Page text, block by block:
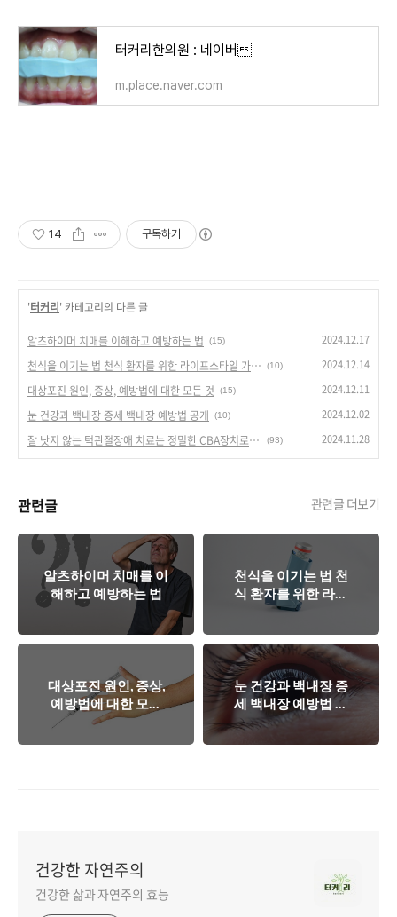
터커리한의원 : 네이버
m.place.naver.com
14 구독하기
'터커리' 카테고리의 다른 글
알츠하이머 치매를 이해하고 예방하는 법 (15) 2024.12.17
천식을 이기는 법 천식 환자를 위한 라이프스타일 가이드 (10) 2024.12.14
대상포진 원인, 증상, 예방법에 대한 모든 것 (15) 2024.12.11
눈 건강과 백내장 증세 백내장 예방법 공개 (10) 2024.12.02
잘 낫지 않는 턱관절장애 치료는 정밀한 CBA장치로 교정받아야 합니다. (93) 2024.11.28
관련글 관련글 더보기
알츠하이머 치매를 이
해하고 예방하는 법
천식을 이기는 법 천
식 환자를 위한 라이
프스타일 가이드
대상포진 원인, 증상,
예방법에 대한 모든
것
눈 건강과 백내장 증
세 백내장 예방법 공
개
건강한 자연주의
건강한 삶과 자연주의 효능